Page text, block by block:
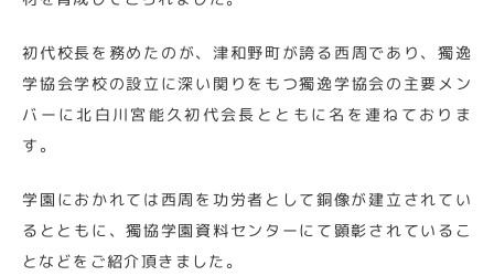
初代校長を務めたのが、津和野町が誇る西周であり、獨逸
学協会学校の設立に深い関りをもつ獨逸学協会の主要メン
バーに北白川宮能久初代会長とともに名を連ねておりま
す。
学園におかれては西周を功労者として銅像が建立されてい
るとともに、獨協学園資料センターにて顕彰されているこ
となどをご紹介頂きました。